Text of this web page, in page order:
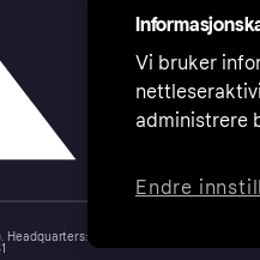
Stockholm, Sweden. All rights
Vi bruker
administrere
Endre